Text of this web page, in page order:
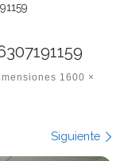
1600 ×
Siguiente